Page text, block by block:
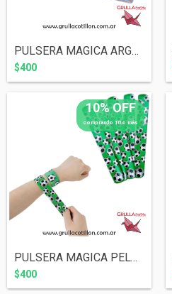
PULSERA MAGICA ARGENTINA
$400
10% OFF
comprando 10 o más
PULSERA MAGICA PELOTA FUTBOL
$400